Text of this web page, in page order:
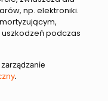
np. elektroniki.
podczas
.